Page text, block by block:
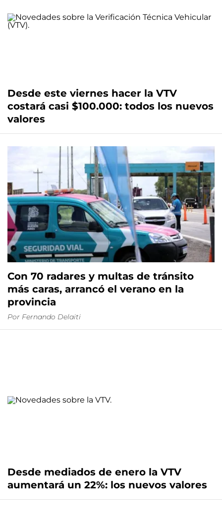
Desde este viernes hacer la VTV
costará casi $100.000: todos los nuevos
valores
Con 70 radares y multas de tránsito
más caras, arrancó el verano en la
provincia
Por Fernando Delaiti
Desde mediados de enero la VTV
aumentará un 22%: los nuevos valores